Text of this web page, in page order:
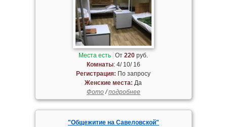
Места есть От220 руб.
Комнаты: 4/ 10/ 16
Регистрация: По запросу
Женские места: Да
Фото/подробнее
"Общежитие на Савеловской"